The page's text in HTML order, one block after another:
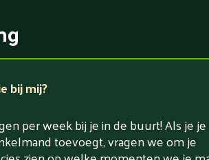
bij mij?
per week bij je in de buurt! Als je je
toevoegt, vragen we om je